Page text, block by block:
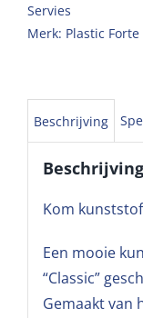
Servies
Merk: Plastic Forte
Beschrijving
Beschrijving
Kom
Een mooie
“Classic”
Gemaakt van